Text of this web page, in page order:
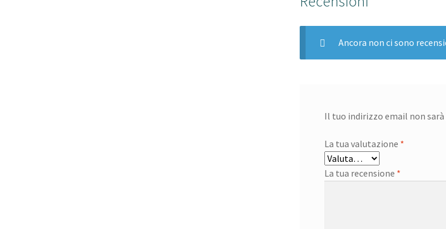
Ancora non ci sono
Il tuo indirizzo email non
La tua valutazione *
La tua recensione *